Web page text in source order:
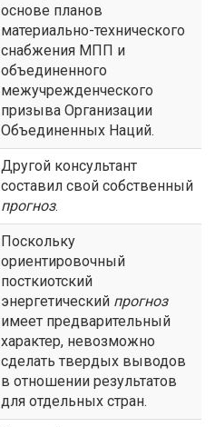
основе планов
материально-технического
снабжения МПП и
объединенного
межучрежденческого
призыва Организации
Объединенных Наций.
Другой консультант
составил свой собственный
прогноз.
Поскольку
ориентировочный
посткиотский
энергетический прогноз
имеет предварительный
характер, невозможно
сделать твердых выводов
в отношении результатов
для отдельных стран.